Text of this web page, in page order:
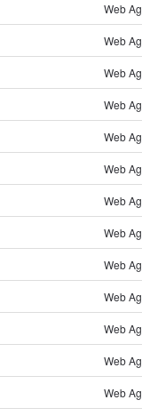
Web
Web
Web
Web
Web
Web
Web
Web
Web
Web
Web
Web
Web